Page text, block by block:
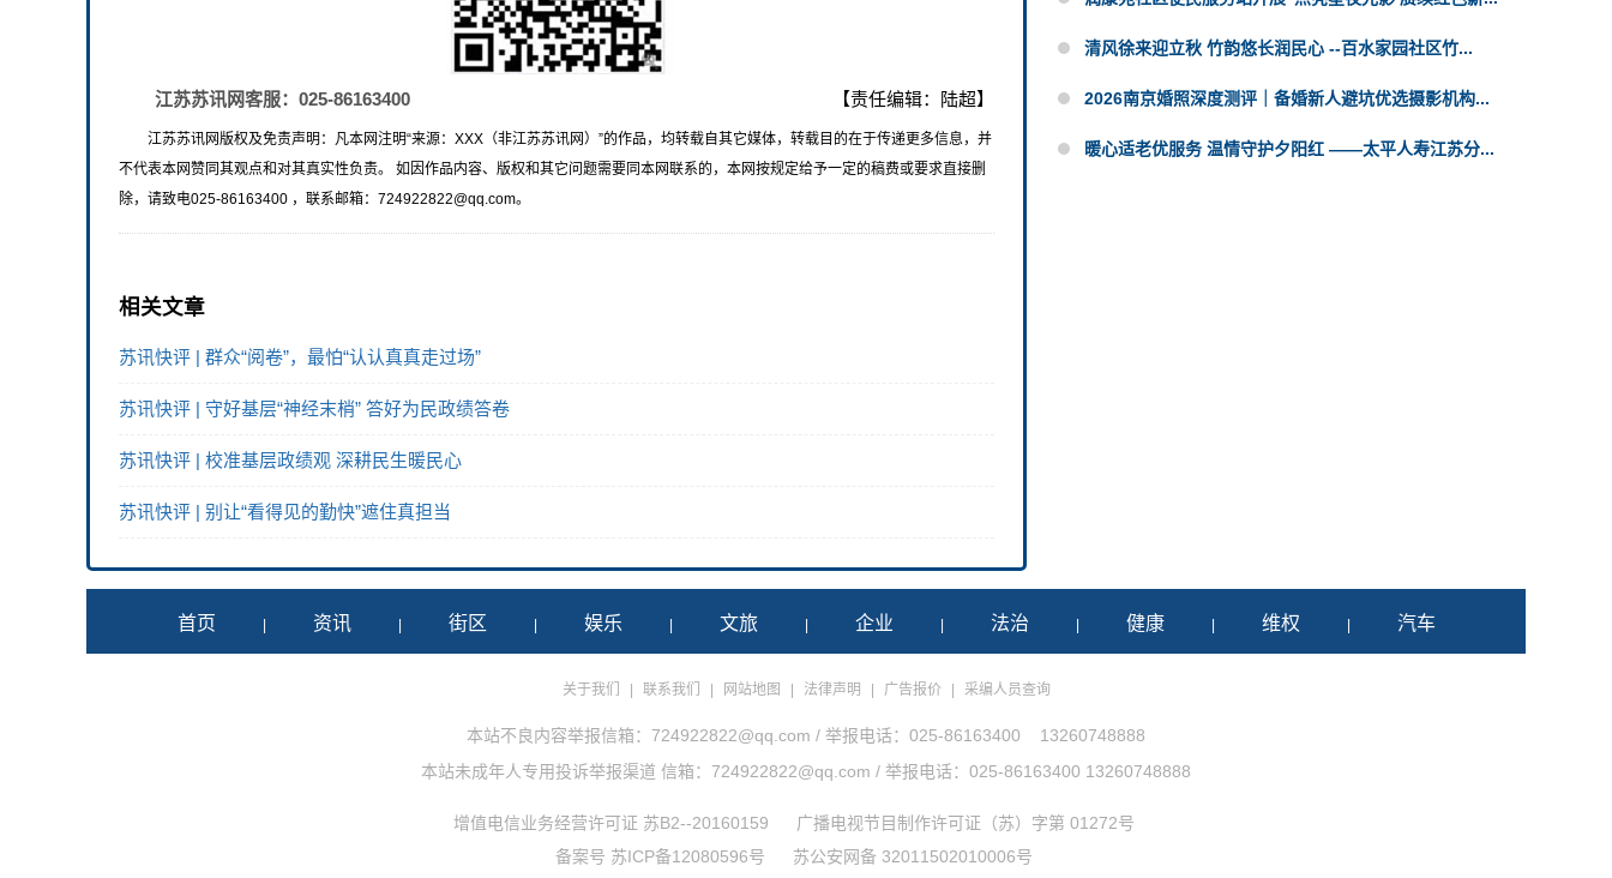
江苏苏讯网客服：025-86163400 【责任编辑：陆超】
江苏苏讯网版权及免责声明：凡本网注明“来源：XXX（非江苏苏讯网）”的作品，均转载自其它媒体，转载目的在于传递更多信息，并
不代表本网赞同其观点和对其真实性负责。 如因作品内容、版权和其它问题需要同本网联系的，本网按规定给予一定的稿费或要求直接删
除，请致电025-86163400 ，联系邮箱：724922822@qq.com。
相关文章
苏讯快评 | 群众“阅卷”，最怕“认认真真走过场”
苏讯快评 | 守好基层“神经末梢” 答好为民政绩答卷
苏讯快评 | 校准基层政绩观 深耕民生暖民心
苏讯快评 | 别让“看得见的勤快”遮住真担当
清风徐来迎立秋 竹韵悠长润民心 --百水家园社区竹...
2026南京婚照深度测评｜备婚新人避坑优选摄影机构...
暖心适老优服务 温情守护夕阳红 ——太平人寿江苏分...
首页 资讯 街区 娱乐 文旅 企业 法治 健康 维权 汽车
关于我们 联系我们 网站地图 法律声明 广告报价 采编人员查询
本站不良内容举报信箱：724922822@qq.com / 举报电话：025-86163400 13260748888
本站未成年人专用投诉举报渠道 信箱：724922822@qq.com / 举报电话：025-86163400 13260748888
增值电信业务经营许可证 苏B2--20160159
广播电视节目制作许可证（苏）字第 01272号
备案号 苏ICP备12080596号
苏公安网备 32011502010006号